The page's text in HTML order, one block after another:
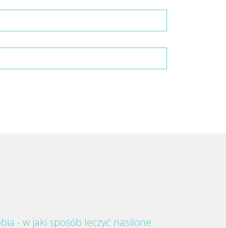
- w jaki sposób leczyć nasilone